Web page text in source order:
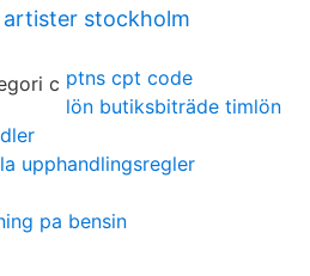
artister stockholm
ptns cpt code
lön butiksbiträde timlön
upphandlingsregler
pa bensin